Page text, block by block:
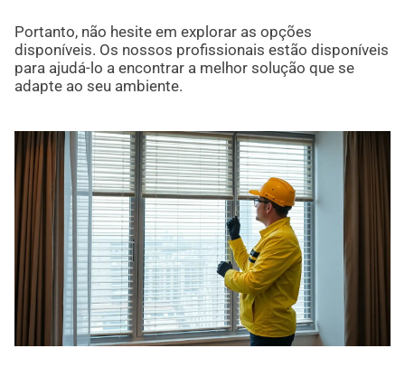
Portanto, não hesite em explorar as opções
disponíveis. Os nossos profissionais estão disponíveis
para ajudá-lo a encontrar a melhor solução que se
adapte ao seu ambiente.